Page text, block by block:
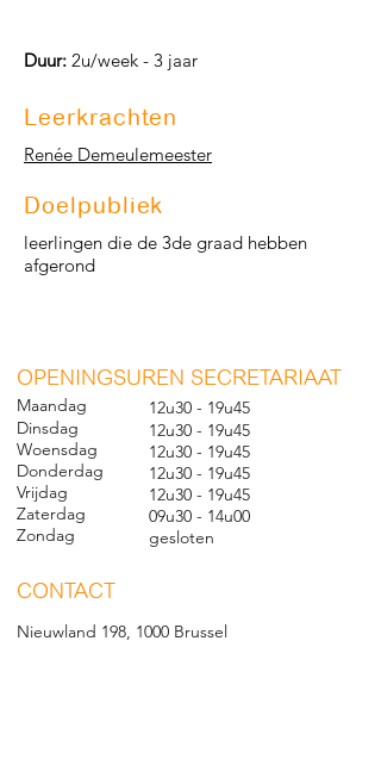
Duur: 2u/week - 3 jaar
Leerkrachten
Renée Demeulemeester
Doelpubliek
leerlingen die de 3de graad hebben
afgerond
OPENINGSUREN SECRETARIAAT
Maandag
Dinsdag
Woensdag
Donderdag
Vrijdag
Zaterdag
Zondag
12u30 - 19u45
12u30 - 19u45
12u30 - 19u45
12u30 - 19u45
12u30 - 19u45
09u30 - 14u00
gesloten
CONTACT
Nieuwland 198, 1000 Brussel